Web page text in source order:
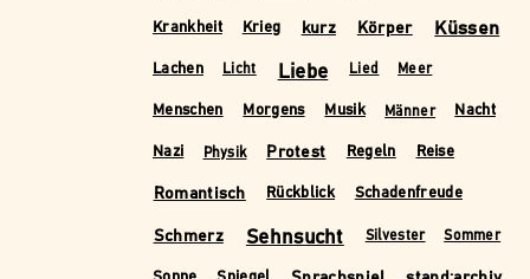
Krankheit Krieg kurz Körper Küssen
Lachen Licht Liebe Lied Meer
Menschen Morgens Musik Männer Nacht
Nazi Physik Protest Regeln Reise
Romantisch Rückblick Schadenfreude
Schmerz Sehnsucht Silvester Sommer